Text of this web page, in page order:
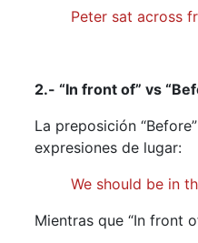
Peter sat across
2.- “In front of” vs
La preposición
expresiones de lugar:
We should be in
Mientras que “In front